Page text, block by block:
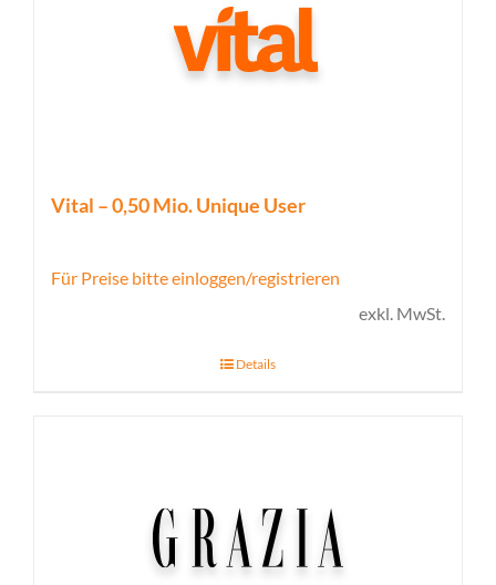
Vital – 0,50 Mio. Unique User
Für Preise bitte einloggen/registrieren
exkl. MwSt.
Details